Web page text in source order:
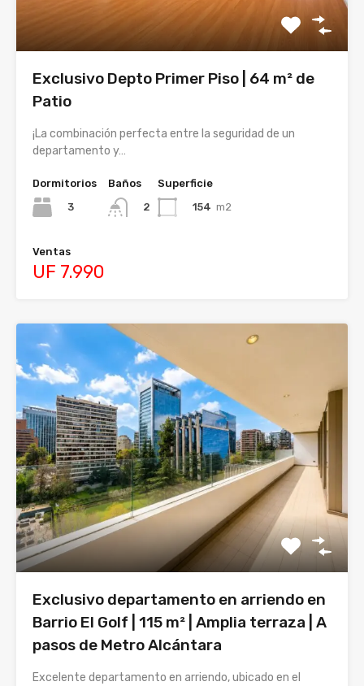
Exclusivo Depto Primer Piso | 64 m² de
Patio
¡La combinación perfecta entre la seguridad de un
departamento y…
Dormitorios
3
Baños
2
Superficie
154 m2
Ventas
UF 7.990
Exclusivo departamento en arriendo en
Barrio El Golf | 115 m² | Amplia terraza | A
pasos de Metro Alcántara
Excelente departamento en arriendo, ubicado en el